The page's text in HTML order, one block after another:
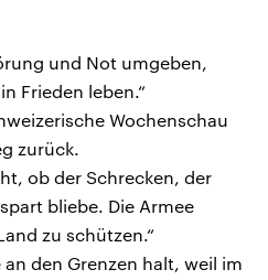
und Not umgeben,
Frieden leben.“
Wochenschau
zurück.
ob der Schrecken, der
bliebe. Die Armee
zu schützen.“
an den Grenzen halt, weil im